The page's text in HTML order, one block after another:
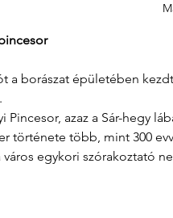
a borászat épületében
Pincesor, azaz a Sár-hegy
története több, mint 300
város egykori szórakoztató